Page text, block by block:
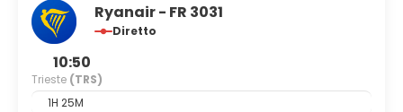
Ryanair - FR 3031
Diretto
10:50
Trieste (TRS)
1H 25M